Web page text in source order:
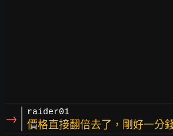
→ raider01
價格直接翻倍去了，剛好一分